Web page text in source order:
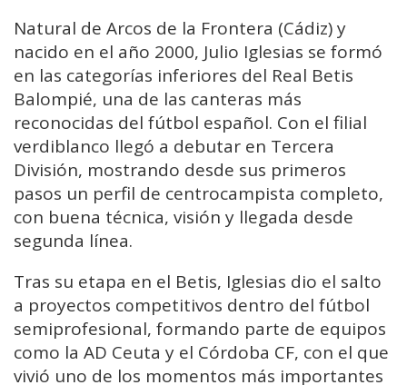
Natural de Arcos de la Frontera (Cádiz) y
nacido en el año 2000, Julio Iglesias se formó
en las categorías inferiores del Real Betis
Balompié, una de las canteras más
reconocidas del fútbol español. Con el filial
verdiblanco llegó a debutar en Tercera
División, mostrando desde sus primeros
pasos un perfil de centrocampista completo,
con buena técnica, visión y llegada desde
segunda línea.
Tras su etapa en el Betis, Iglesias dio el salto
a proyectos competitivos dentro del fútbol
semiprofesional, formando parte de equipos
como la AD Ceuta y el Córdoba CF, con el que
vivió uno de los momentos más importantes